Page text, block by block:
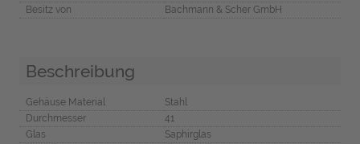
Besitz von
Bachmann & Scher GmbH
Beschreibung
Gehäuse Material
Stahl
Durchmesser
41
Glas
Saphirglas